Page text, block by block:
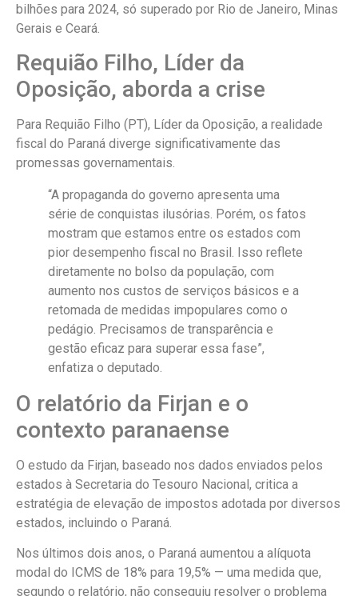
bilhões para 2024, só superado por Rio de Janeiro, Minas
Gerais e Ceará.
Requião Filho, Líder da
Oposição, aborda a crise
Para Requião Filho (PT), Líder da Oposição, a realidade
fiscal do Paraná diverge significativamente das
promessas governamentais.
“A propaganda do governo apresenta uma
série de conquistas ilusórias. Porém, os fatos
mostram que estamos entre os estados com
pior desempenho fiscal no Brasil. Isso reflete
diretamente no bolso da população, com
aumento nos custos de serviços básicos e a
retomada de medidas impopulares como o
pedágio. Precisamos de transparência e
gestão eficaz para superar essa fase”,
enfatiza o deputado.
O relatório da Firjan e o
contexto paranaense
O estudo da Firjan, baseado nos dados enviados pelos
estados à Secretaria do Tesouro Nacional, critica a
estratégia de elevação de impostos adotada por diversos
estados, incluindo o Paraná.
Nos últimos dois anos, o Paraná aumentou a alíquota
modal do ICMS de 18% para 19,5% — uma medida que,
segundo o relatório, não conseguiu resolver o problema